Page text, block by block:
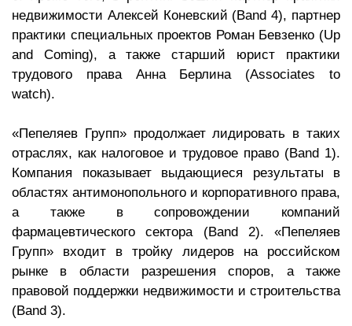
недвижимости Алексей Коневский (Band 4), партнер
практики специальных проектов Роман Бевзенко (Up
and Coming), а также старший юрист практики
трудового права Анна Берлина (Associates to
watch).
«Пепеляев Групп» продолжает лидировать в таких
отраслях, как налоговое и трудовое право (Band 1).
Компания показывает выдающиеся результаты в
областях антимонопольного и корпоративного права,
а также в сопровождении компаний
фармацевтического сектора (Band 2). «Пепеляев
Групп» входит в тройку лидеров на российском
рынке в области разрешения споров, а также
правовой поддержки недвижимости и строительства
(Band 3).